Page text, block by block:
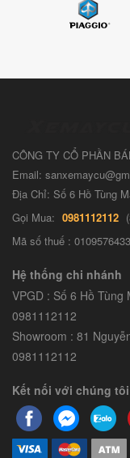
CÔNG TY CỔ PHẦN
Email:
Địa Chỉ: Số 6 Hồ Tùng
Gọi Mua: 0981112112
Mã số thuế :
Hệ thống chi nhánh
VPGD : Số 6 Hồ Tùng
0981112112
Showroom : 81
0981112112
Kết nối với chúng tôi